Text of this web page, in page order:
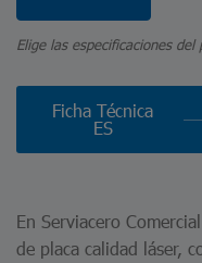
Elige las especificaciones
Ficha Técnica
ES
En Serviacero
de placa calidad láser,